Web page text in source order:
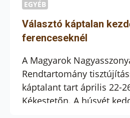
EGYÉB
Választó káptalan
ferenceseknél
A Magyarok
Rendtartomány
káptalant tart április 22-
Kékestetőn. A húsvét